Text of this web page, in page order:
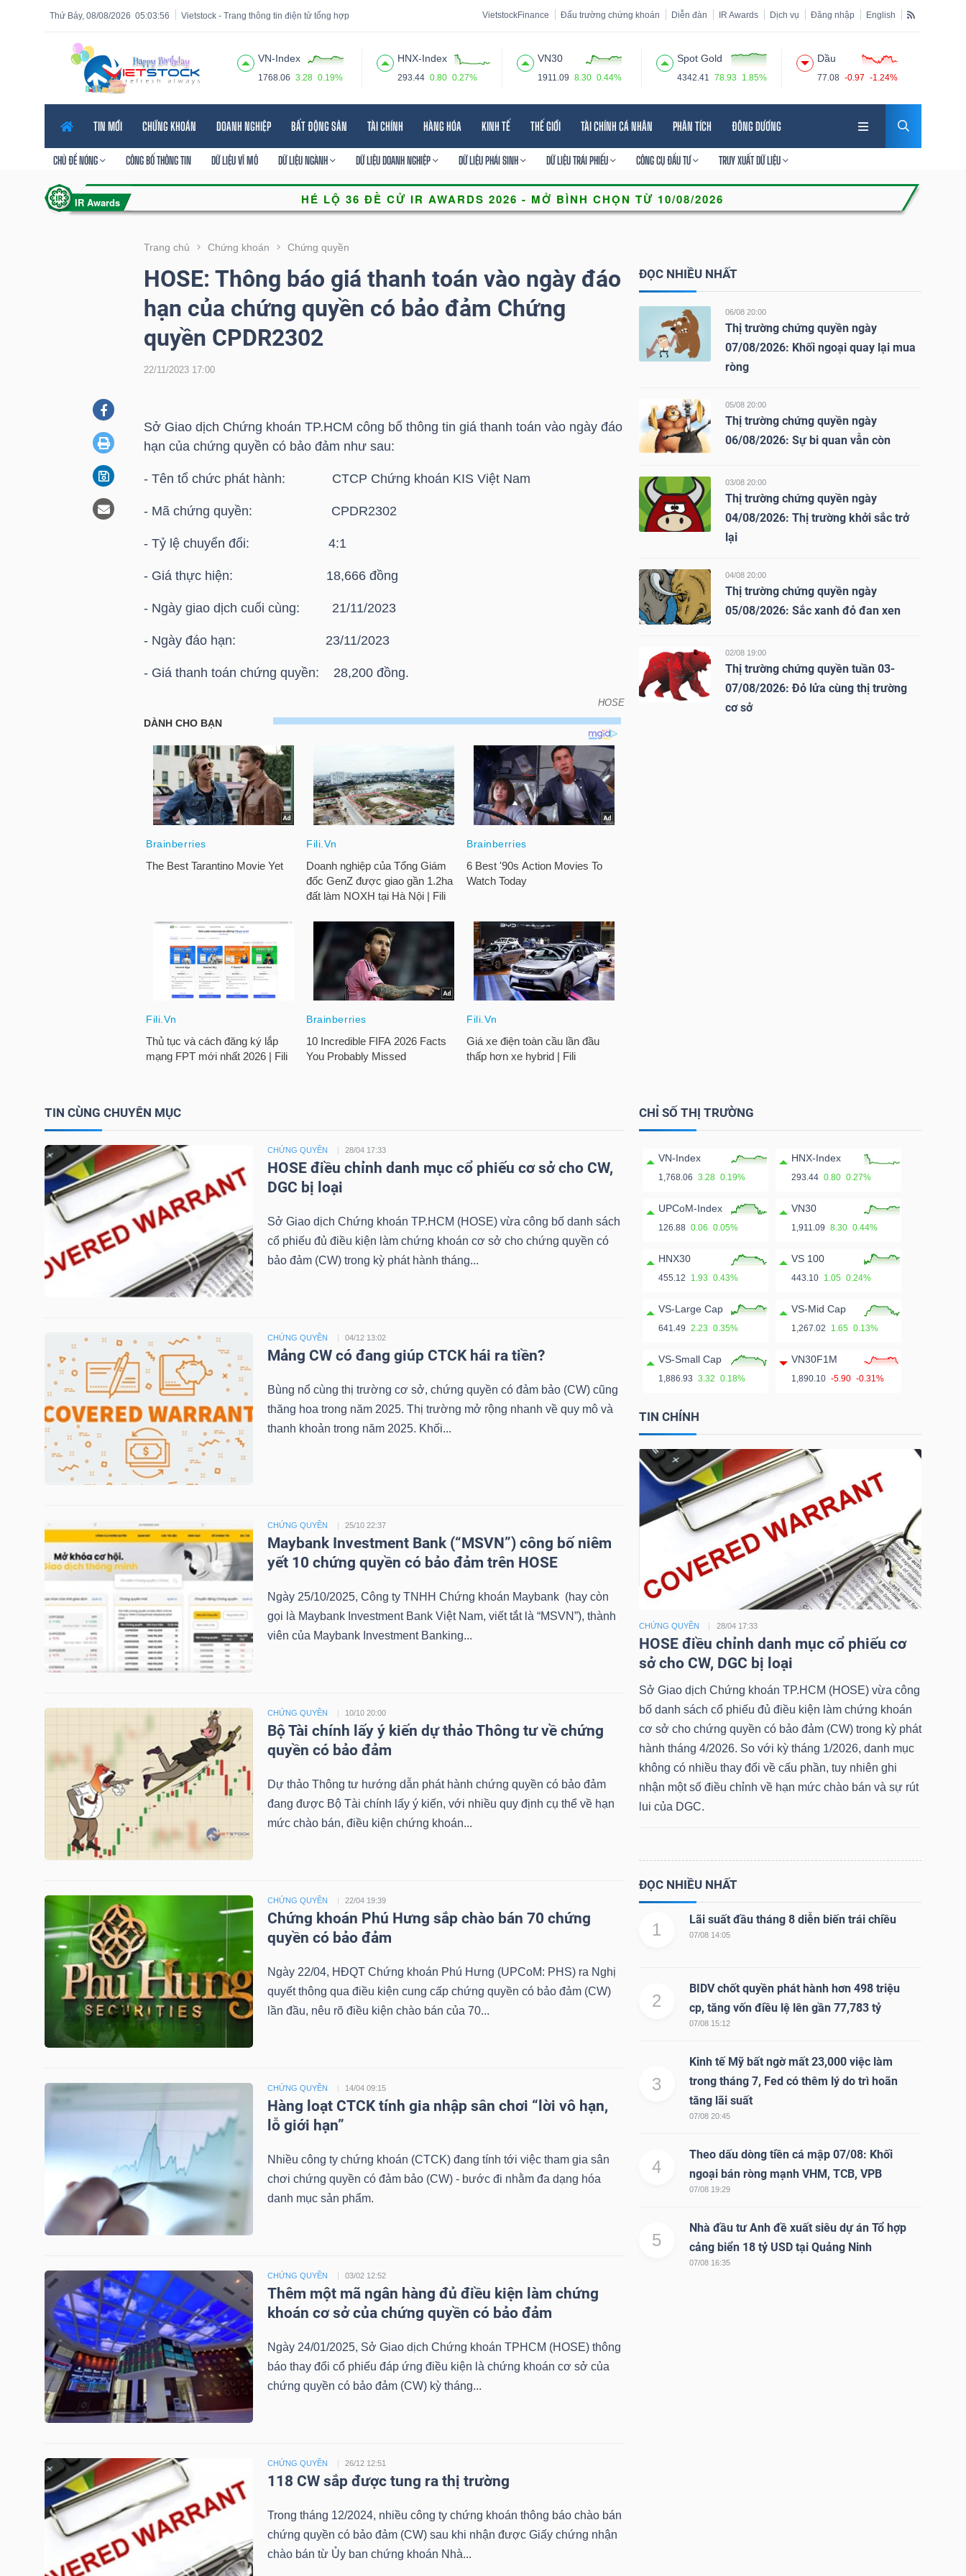
05:03:57
Thứ Bảy, 08/08/2026 Vietstock - Trang thông tin điện tử tổng hợp VietstockFinance Đấu trường chứng khoán Diễn đàn IR Awards Dịch vụ Đăng nhập English
VN-Index
1768.06 3.28 0.19%
HNX-Index
293.44 0.80 0.27%
VN30
1911.09 8.30 0.44%
Spot Gold
4342.41 78.93 1.85%
Dầu
77.08 -0.97 -1.24%
TIN MỚI CHỨNG KHOÁN DOANH NGHIỆP BẤT ĐỘNG SẢN TÀI CHÍNH HÀNG HÓA KINH TẾ THẾ GIỚI TÀI CHÍNH CÁ NHÂN PHÂN TÍCH ĐÔNG DƯƠNG
CHỦ ĐỀ NÓNG CÔNG BỐ THÔNG TIN DỮ LIỆU VĨ MÔ DỮ LIỆU NGÀNH DỮ LIỆU DOANH NGHIỆP DỮ LIỆU PHÁI SINH DỮ LIỆU TRÁI PHIẾU CÔNG CỤ ĐẦU TƯ TRUY XUẤT DỮ LIỆU
Trang chủ Chứng khoán Chứng quyền
HOSE: Thông báo giá thanh toán vào ngày đáo
hạn của chứng quyền có bảo đảm Chứng
quyền CPDR2302
22/11/2023 17:00
Sở Giao dịch Chứng khoán TP.HCM công bố thông tin giá thanh toán vào ngày đáo
hạn của chứng quyền có bảo đảm như sau:
- Tên tổ chức phát hành: CTCP Chứng khoán KIS Việt Nam
- Mã chứng quyền: CPDR2302
- Tỷ lệ chuyển đổi: 4:1
- Giá thực hiện: 18,666 đồng
- Ngày giao dịch cuối cùng: 21/11/2023
- Ngày đáo hạn: 23/11/2023
- Giá thanh toán chứng quyền: 28,200 đồng.
HOSE
HOSE: Thông báo giá thanh toán vào ngày đáo hạn của chứng quyền có bảo đảm
ĐỌC NHIỀU NHẤT
06/08 20:00
Thị trường chứng quyền ngày
07/08/2026: Khối ngoại quay lại mua
ròng
05/08 20:00
Thị trường chứng quyền ngày
06/08/2026: Sự bi quan vẫn còn
03/08 20:00
Thị trường chứng quyền ngày
04/08/2026: Thị trường khởi sắc trở
lại
04/08 20:00
Thị trường chứng quyền ngày
05/08/2026: Sắc xanh đỏ đan xen
02/08 19:00
Thị trường chứng quyền tuần 03-
07/08/2026: Đỏ lửa cùng thị trường
cơ sở
TIN CÙNG CHUYÊN MỤC
CHỨNG QUYỀN 28/04 17:33
HOSE điều chỉnh danh mục cổ phiếu cơ sở cho CW,
DGC bị loại
Sở Giao dịch Chứng khoán TP.HCM (HOSE) vừa công bố danh sách
cổ phiếu đủ điều kiện làm chứng khoán cơ sở cho chứng quyền có
bảo đảm (CW) trong kỳ phát hành tháng...
CHỨNG QUYỀN 04/12 13:02
Mảng CW có đang giúp CTCK hái ra tiền?
Bùng nổ cùng thị trường cơ sở, chứng quyền có đảm bảo (CW) cũng
thăng hoa trong năm 2025. Thị trường mở rộng nhanh về quy mô và
thanh khoản trong năm 2025. Khối...
CHỨNG QUYỀN 25/10 22:37
Maybank Investment Bank (“MSVN”) công bố niêm
yết 10 chứng quyền có bảo đảm trên HOSE
Ngày 25/10/2025, Công ty TNHH Chứng khoán Maybank (hay còn
gọi là Maybank Investment Bank Việt Nam, viết tắt là “MSVN”), thành
viên của Maybank Investment Banking...
CHỨNG QUYỀN 10/10 20:00
Bộ Tài chính lấy ý kiến dự thảo Thông tư về chứng
quyền có bảo đảm
Dự thảo Thông tư hướng dẫn phát hành chứng quyền có bảo đảm
đang được Bộ Tài chính lấy ý kiến, với nhiều quy định cụ thể về hạn
mức chào bán, điều kiện chứng khoán...
CHỨNG QUYỀN 22/04 19:39
Chứng khoán Phú Hưng sắp chào bán 70 chứng
quyền có bảo đảm
Ngày 22/04, HĐQT Chứng khoán Phú Hưng (UPCoM: PHS) ra Nghị
quyết thông qua điều kiện cung cấp chứng quyền có bảo đảm (CW)
lần đầu, nêu rõ điều kiện chào bán của 70...
CHỨNG QUYỀN 14/04 09:15
Hàng loạt CTCK tính gia nhập sân chơi “lời vô hạn,
lỗ giới hạn”
Nhiều công ty chứng khoán (CTCK) đang tính tới việc tham gia sân
chơi chứng quyền có đảm bảo (CW) - bước đi nhằm đa dạng hóa
danh mục sản phẩm.
CHỨNG QUYỀN 03/02 12:52
Thêm một mã ngân hàng đủ điều kiện làm chứng
khoán cơ sở của chứng quyền có bảo đảm
Ngày 24/01/2025, Sở Giao dịch Chứng khoán TPHCM (HOSE) thông
báo thay đổi cổ phiếu đáp ứng điều kiện là chứng khoán cơ sở của
chứng quyền có bảo đảm (CW) kỳ tháng...
CHỨNG QUYỀN 26/12 12:51
118 CW sắp được tung ra thị trường
Trong tháng 12/2024, nhiều công ty chứng khoán thông báo chào bán
chứng quyền có bảo đảm (CW) sau khi nhận được Giấy chứng nhận
chào bán từ Ủy ban chứng khoán Nhà...
CHỈ SỐ THỊ TRƯỜNG
VN-Index
1,768.06 3.28 0.19%
HNX-Index
293.44 0.80 0.27%
UPCoM-Index
126.88 0.06 0.05%
VN30
1,911.09 8.30 0.44%
HNX30
455.12 1.93 0.43%
VS 100
443.10 1.05 0.24%
VS-Large Cap
641.49 2.23 0.35%
VS-Mid Cap
1,267.02 1.65 0.13%
VS-Small Cap
1,886.93 3.32 0.18%
VN30F1M
1,890.10 -5.90 -0.31%
TIN CHÍNH
CHỨNG QUYỀN 28/04 17:33
HOSE điều chỉnh danh mục cổ phiếu cơ
sở cho CW, DGC bị loại
Sở Giao dịch Chứng khoán TP.HCM (HOSE) vừa công
bố danh sách cổ phiếu đủ điều kiện làm chứng khoán
cơ sở cho chứng quyền có bảo đảm (CW) trong kỳ phát
hành tháng 4/2026. So với kỳ tháng 1/2026, danh mục
không có nhiều thay đổi về cấu phần, tuy nhiên ghi
nhận một số điều chỉnh về hạn mức chào bán và sự rút
lui của DGC.
ĐỌC NHIỀU NHẤT
1
Lãi suất đầu tháng 8 diễn biến trái chiều
07/08 14:05
2
BIDV chốt quyền phát hành hơn 498 triệu
cp, tăng vốn điều lệ lên gần 77,783 tỷ
07/08 15:12
3
Kinh tế Mỹ bất ngờ mất 23,000 việc làm
trong tháng 7, Fed có thêm lý do trì hoãn
tăng lãi suất
07/08 20:45
4
Theo dấu dòng tiền cá mập 07/08: Khối
ngoại bán ròng mạnh VHM, TCB, VPB
07/08 19:29
5
Nhà đầu tư Anh đề xuất siêu dự án Tổ hợp
cảng biển 18 tỷ USD tại Quảng Ninh
07/08 16:35
Tính năng
năng
VIETSTOCK
PHÂN
TÍCH
VIETSTOCKFINANCE
MÔ
DOANH
NGHIỆP
SINH
TRÁI
CÔNG
XUẤT
LIỆU
NĂNG
VẬT
CÔNG
NGHIỆP
DÙNG
KHÔNG